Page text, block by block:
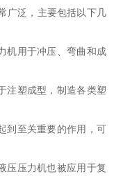
泛，主要包括以下几
用于冲压、弯曲和成
塑成型，制造各类塑
至关重要的作用，可
压力机也被应用于复